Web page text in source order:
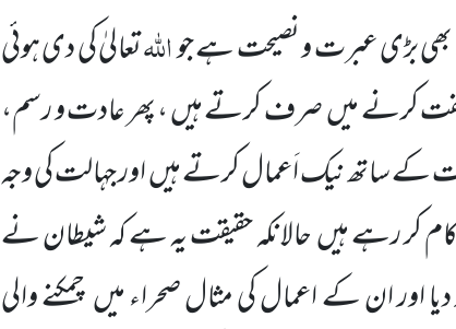
بڑی عبرت و نصیحت ہے جواللہتعالیٰ کی دی ہوئی
کرنے میںصرف کرتے ہیں ، پھر عادت و رسم،
کے ساتھ نیک اَعمال کرتے ہیںاور جہالت کی وجہ
کر رہے ہیںحالانکہ حقیقت یہ ہے کہ شیطان نے
اور ان کے اعمال کی مثال صحراء میںچمکنے والی